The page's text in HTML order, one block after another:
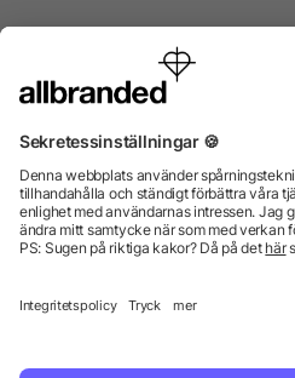
enbart till företag,